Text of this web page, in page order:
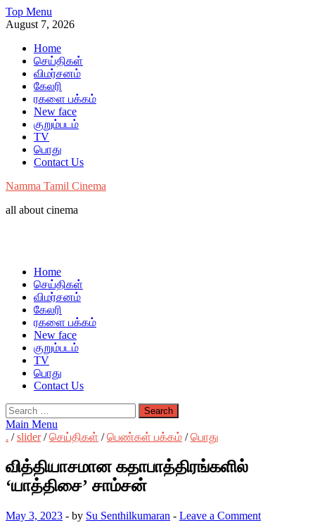
Skip
to
Top Menu
August 7, 2026
Home
செய்திகள்
விமர்சனம்
கேலரி
ரகளை பக்கம்
New face
குறும்படம்
TV
பொது
Contact Us
Namma Tamil Cinema
all about cinema
Home
செய்திகள்
விமர்சனம்
கேலரி
ரகளை பக்கம்
New face
குறும்படம்
TV
பொது
Contact Us
Search
for:
Main Menu
. /slider/செய்திகள் /பெண்கள் பக்கம் /பொது
வித்தியாசமான கதாபாத்திரங்களில்
‘யாத்திசை’ சாம்சன்
May 3, 2023 - by Su Senthilkumaran - Leave a Comment